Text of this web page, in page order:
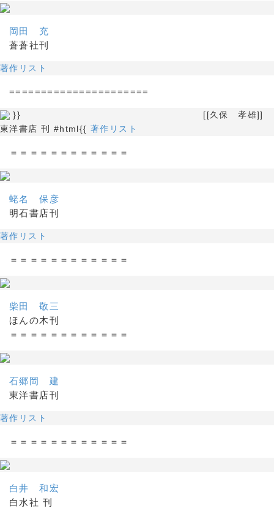
岡田 充
蒼蒼社刊
著作リスト
======================
}} [[久保 孝雄]]
東洋書店 刊 #html{{ 著作リスト
＝＝＝＝＝＝＝＝＝＝＝＝
蛯名 保彦
明石書店刊
著作リスト
＝＝＝＝＝＝＝＝＝＝＝＝
柴田 敬三
ほんの木刊
＝＝＝＝＝＝＝＝＝＝＝＝
石郷岡 建
東洋書店刊
著作リスト
＝＝＝＝＝＝＝＝＝＝＝＝
白井 和宏
白水社 刊